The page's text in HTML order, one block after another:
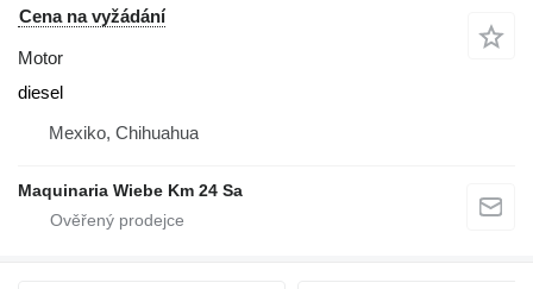
Cena na vyžádání
Motor
diesel
Mexiko, Chihuahua
Maquinaria Wiebe Km 24 Sa